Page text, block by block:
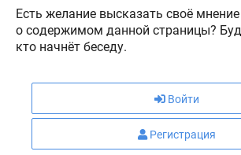
Есть желание высказать своё
о содержимом данной страницы?
кто начнёт беседу.
Войти
Регистрация